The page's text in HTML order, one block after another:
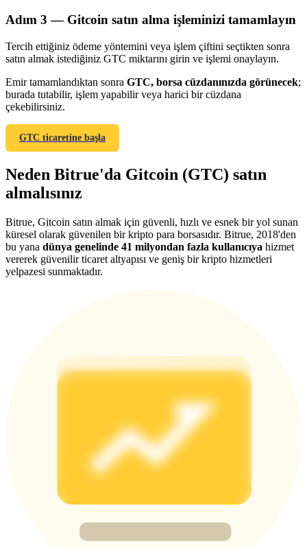
Yönlendirme
Arkadaşını davet et, nakit ödüller kazan
BTC Welcome Rewards
BTC Welcome Rewards
Deposit & Trade BTC to Share 25000 USDT prize pool!
Deposit CASHCAT & Win
Share 500000 CASHCAT prize pool
Register & Trade to Win 500,000 USDT
Adım 3 — Gitcoin satın alma işleminizi tamamlayın
Tercih ettiğiniz ödeme yöntemini veya işlem çiftini seçtikten sonra
satın almak istediğiniz GTC miktarını girin ve işlemi onaylayın.
Emir tamamlandıktan sonra GTC, borsa cüzdanınızda görünecek;
burada tutabilir, işlem yapabilir veya harici bir cüzdana
çekebilirsiniz.
GTC ticaretine başla
Neden Bitrue'da Gitcoin (GTC) satın
almalısınız
Bitrue, Gitcoin satın almak için güvenli, hızlı ve esnek bir yol sunan
küresel olarak güvenilen bir kripto para borsasıdır. Bitrue, 2018'den
bu yana dünya genelinde 41 milyondan fazla kullanıcıya hizmet
vererek güvenilir ticaret altyapısı ve geniş bir kripto hizmetleri
yelpazesi sunmaktadır.